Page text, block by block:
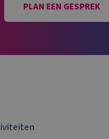
PLAN EEN GESPREK